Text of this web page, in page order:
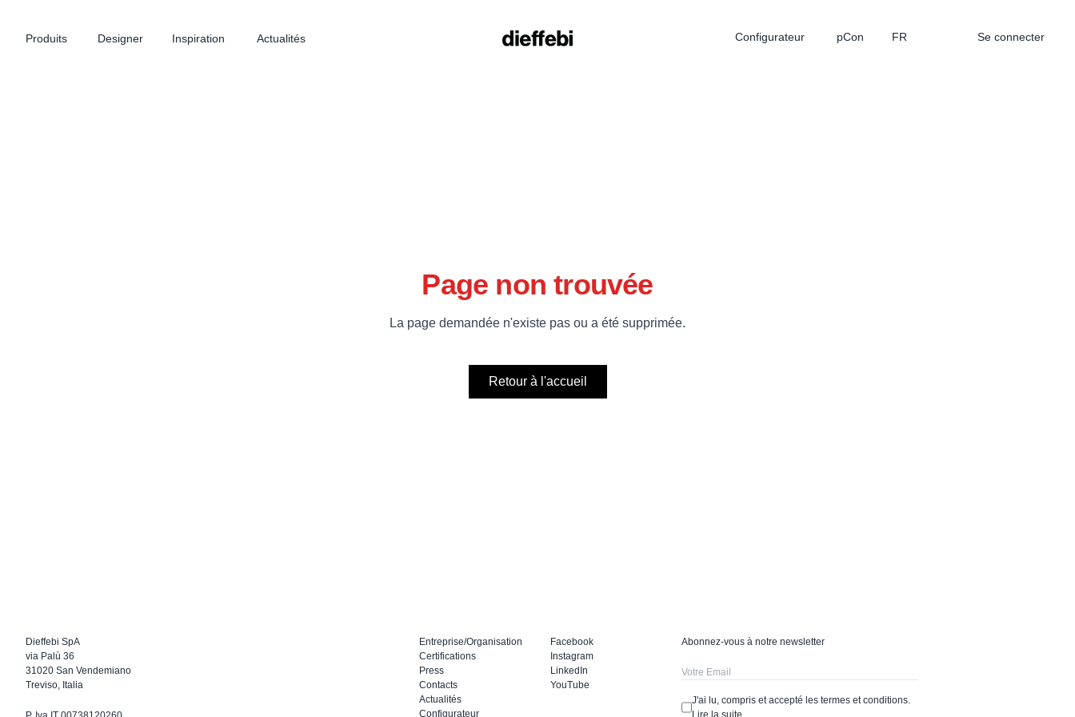
Produits Designer Inspiration Actualités Configurateur pCon FR Se connecter
Page non trouvée
La page demandée n'existe pas ou a été supprimée.
Retour à l'accueil
Dieffebi SpA
via Palù 36
31020 San Vendemiano
Treviso, Italia
Entreprise/Organisation
Certifications
Press
Contacts
Actualités
Configurateur
Facebook
Instagram
LinkedIn
YouTube
Abonnez-vous à notre newsletter
J'ai lu, compris et accepté les termes et conditions.
Lire la suite